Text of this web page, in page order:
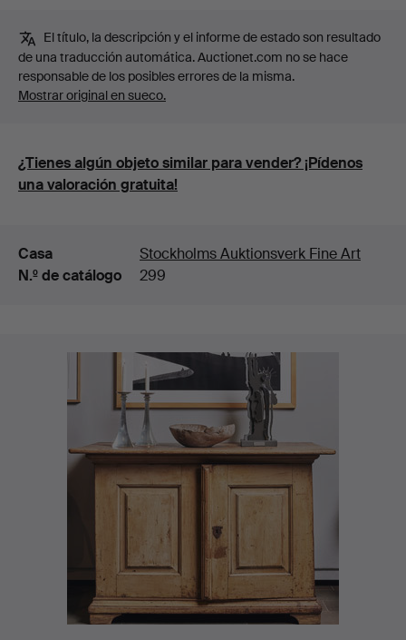
El título, la descripción y el informe de estado son resultado
de una traducción automática. Auctionet.com no se hace
responsable de los posibles errores de la misma.
Mostrar original en sueco.
¿Tienes algún objeto similar para vender? ¡Pídenos
una valoración gratuita!
Detalles
Casa
Stockholms Auktionsverk Fine Art
N.º de catálogo
299